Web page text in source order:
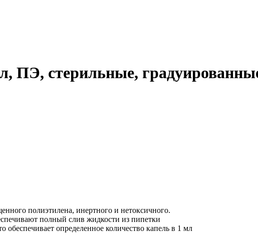
ПЭ, стерильные,
полиэтилена, инертного и нетоксичного.
полный слив жидкости из пипетки
определенное количество капель в 1 мл